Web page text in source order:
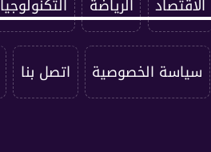
سياسة الخصوصية اتصل بنا